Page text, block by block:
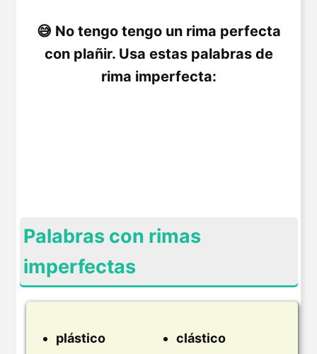
No tengo tengo un rima perfecta
con plañir. Usa estas palabras de
rima imperfecta:
Palabras con rimas
imperfectas
plástico clástico